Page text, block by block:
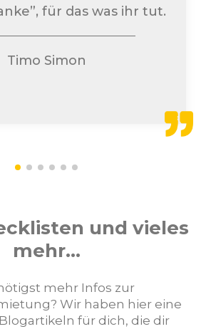
für das was ihr tut.
Timo Simon
und vieles
mehr...
mehr Infos zur
Wir haben hier eine
für dich, die dir